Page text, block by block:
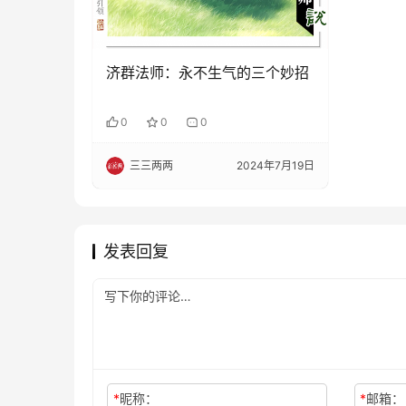
济群法师：永不生气的三个妙招
0 0 0
三三两两 2024年7月19日
发表回复
*昵称： *邮箱：